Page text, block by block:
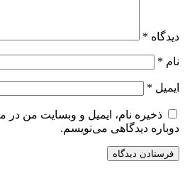
دیدگاه *
نام *
ایمیل *
ذخیره نام، ایمیل و وبسایت من در
دوباره دیدگاهی می‌نویسم.